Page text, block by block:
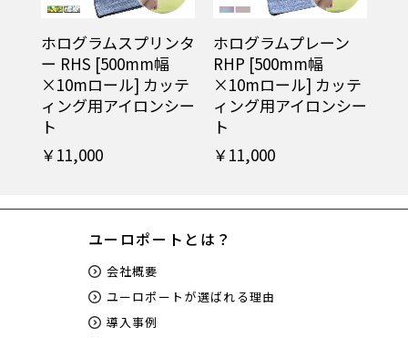
ホログラムスプリンタ
ー RHS [500mm幅
×10mロール] カッテ
ィング用アイロンシー
ト
￥11,000
ホログラムプレーン
RHP [500mm幅
×10mロール] カッテ
ィング用アイロンシー
ト
￥11,000
ユーロポートとは？
会社概要
ユーロポートが選ばれる理由
導入事例